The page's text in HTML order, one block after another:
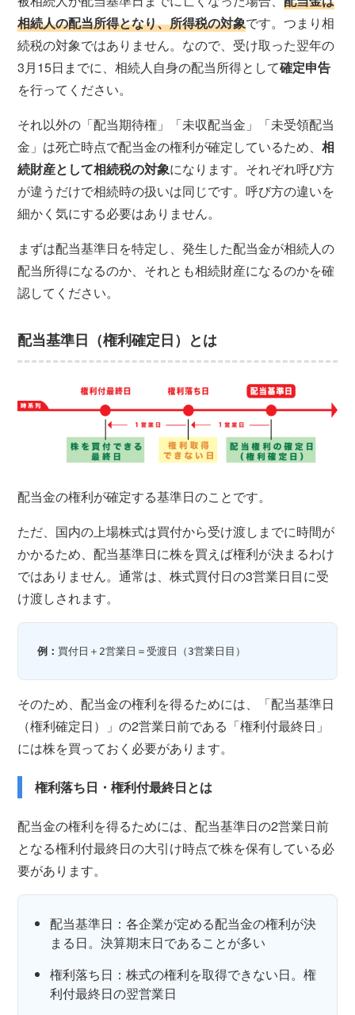
相続人の配当所得となり、所得税の対象です。つまり相
続税の対象ではありません。なので、受け取った翌年の
3月15日までに、相続人自身の配当所得として確定申告
を行ってください。
それ以外の「配当期待権」「未収配当金」「未受領配当
金」は死亡時点で配当金の権利が確定しているため、相
続財産として相続税の対象になります。それぞれ呼び方
が違うだけで相続時の扱いは同じです。呼び方の違いを
細かく気にする必要はありません。
まずは配当基準日を特定し、発生した配当金が相続人の
配当所得になるのか、それとも相続財産になるのかを確
認してください。
配当基準日（権利確定日）とは
配当金の権利が確定する基準日のことです。
ただ、国内の上場株式は買付から受け渡しまでに時間が
かかるため、配当基準日に株を買えば権利が決まるわけ
ではありません。通常は、株式買付日の3営業日目に受
け渡しされます。
例： 買付日＋2営業日＝受渡日（3営業日目）
そのため、配当金の権利を得るためには、「配当基準日
（権利確定日）」の2営業日前である「権利付最終日」
には株を買っておく必要があります。
権利落ち日・権利付最終日とは
配当金の権利を得るためには、配当基準日の2営業日前
となる権利付最終日の大引け時点で株を保有している必
要があります。
配当基準日：各企業が定める配当金の権利が決
まる日。決算期末日であることが多い
権利落ち日：株式の権利を取得できない日。権
利付最終日の翌営業日